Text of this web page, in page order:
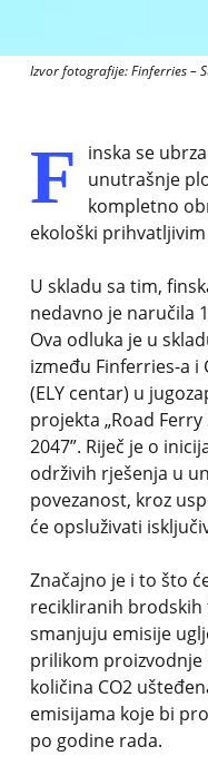
Izvor fotografije: Finferries –
F
inska se
unutrašnje
kompletno
ekološki
U skladu sa tim,
nedavno je naručila
Ova odluka je u
između Finferries-a i
(ELY centar) u
projekta „Road
2047”. Riječ je o
održivih rješenja u
povezanost, kroz
će opsluživati
Značajno je i to što
recikliranih brodskih
smanjuju emisije
prilikom proizvodnje
količina CO2
emisijama koje bi
po godine rada.